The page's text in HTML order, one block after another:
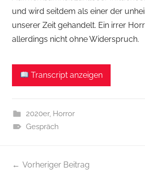
und wird seitdem als einer der
unserer Zeit gehandelt. Ein irrer
allerdings nicht ohne Widerspruch.
Transcript anzeigen
2020er, Horror
Gespräch
Vorheriger Beitrag